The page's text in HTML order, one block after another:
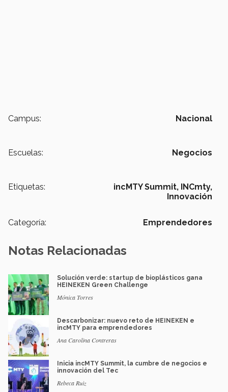
Campus: Nacional
Escuelas: Negocios
Etiquetas: incMTY Summit, INCmty,
Innovación
Categoría: Emprendedores
Notas Relacionadas
Solución verde: startup de bioplásticos gana
HEINEKEN Green Challenge
Mónica Torres
Descarbonizar: nuevo reto de HEINEKEN e
incMTY para emprendedores
Ana Carolina Contreras
Inicia incMTY Summit, la cumbre de negocios e
innovación del Tec
Rebeca Ruiz